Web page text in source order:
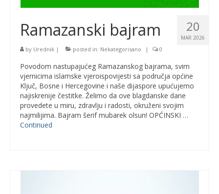
20
MAR 2026
Ramazanski bajram
by Urednik | posted in: Nekategorisano | 0
Povodom nastupajućeg Ramazanskog bajrama, svim
vjernicima islamske vjeroispovijesti sa područja općine
Ključ, Bosne i Hercegovine i naše dijaspore upućujemo
najiskrenije čestitke. Želimo da ove blagdanske dane
provedete u miru, zdravlju i radosti, okruženi svojim
najmilijima. Bajram šerif mubarek olsun! OPĆINSKI …
Continued